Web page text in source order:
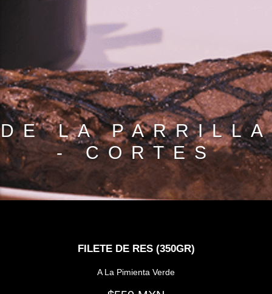
DE LA PARRILLA
- CORTES
FILETE DE RES (350GR)
A La Pimienta Verde